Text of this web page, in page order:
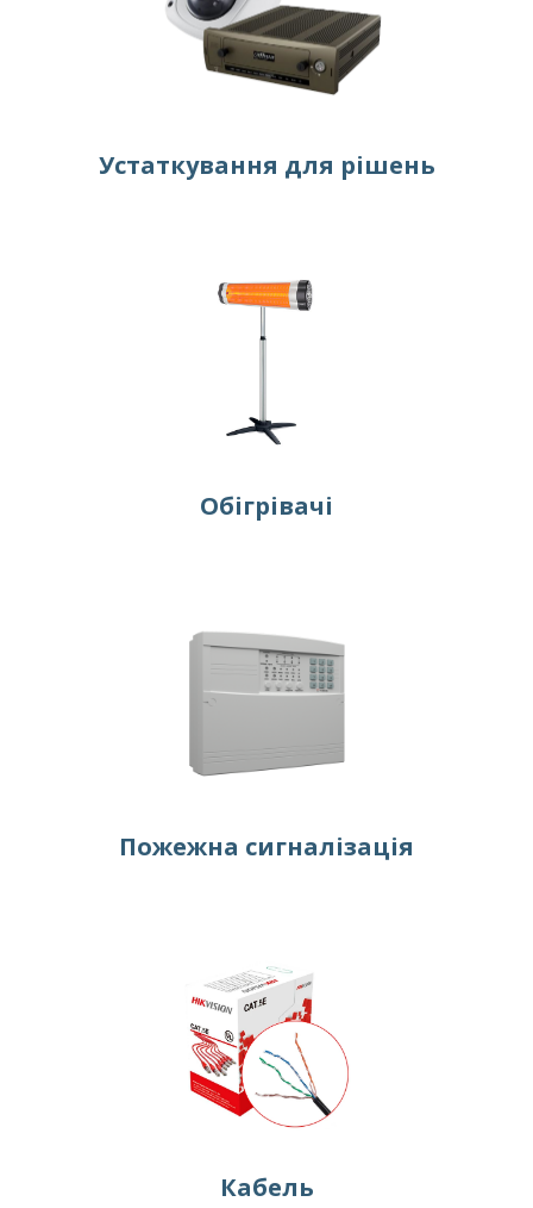
Устаткування для рішень
Обігрівачі
Пожежна сигналізація
Кабель